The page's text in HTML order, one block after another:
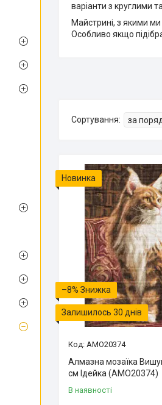
варіанти з круглими
Майстрині, з якими
Особливо якщо
Новинка
–8%
Залишилось 30 днів
AMO20374
Алмазна мозаїка
см Ідейка (AMO20374)
В наявності